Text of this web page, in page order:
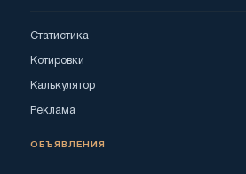
Статистика
Котировки
Калькулятор
Реклама
ОБЪЯВЛЕНИЯ